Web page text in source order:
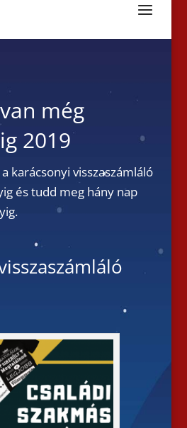
még
2019
karácsonyi visszaszámláló
és tudd meg hány nap